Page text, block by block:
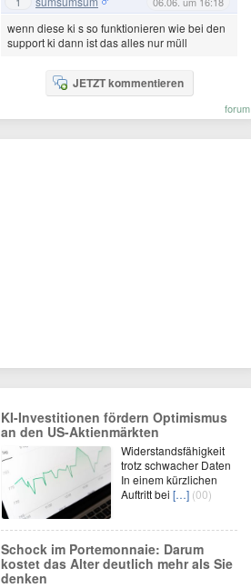
wenn diese ki s so funktionieren wie bei den
support ki dann ist das alles nur müll
JETZT kommentieren
forum
KI-Investitionen fördern Optimismus
an den US-Aktienmärkten
Widerstandsfähigkeit
trotz schwacher Daten
In einem kürzlichen
Auftritt bei […] (00)
Schock im Portemonnaie: Darum
kostet das Alter deutlich mehr als Sie
denken